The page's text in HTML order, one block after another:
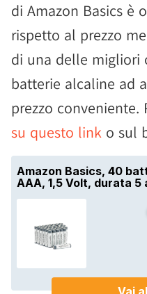
di Amazon Basics è
rispetto al prezzo
di una delle migliori
batterie alcaline ad
prezzo conveniente.
su questo link o sul